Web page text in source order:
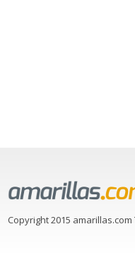
Copyright 2015